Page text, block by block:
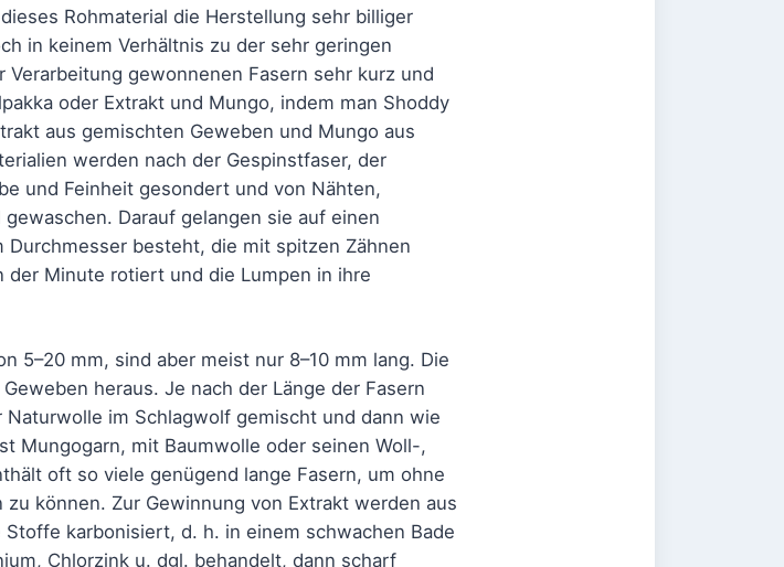
Rohmaterial die Herstellung sehr billiger
in keinem Verhältnis zu der sehr geringen
gewonnenen Fasern sehr kurz und
oder Extrakt und Mungo, indem man Shoddy
aus gemischten Geweben und Mungo aus
werden nach der Gespinstfaser, der
und Feinheit gesondert und von Nähten,
Darauf gelangen sie auf einen
besteht, die mit spitzen Zähnen
Minute rotiert und die Lumpen in ihre
5–20 mm, sind aber meist nur 8–10 mm lang. Die
heraus. Je nach der Länge der Fasern
im Schlagwolf gemischt und dann wie
Mungogarn, mit Baumwolle oder seinen Woll-,
oft so viele genügend lange Fasern, um ohne
können. Zur Gewinnung von Extrakt werden aus
karbonisiert, d. h. in einem schwachen Bade
Chlorzink u. dgl. behandelt, dann scharf